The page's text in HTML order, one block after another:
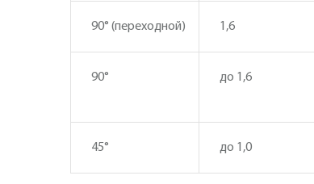
90° (переходной) 1,6
90° до 1,6
45° до 1,0